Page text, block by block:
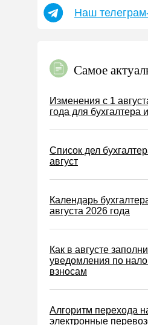
УСН
Земельный налог
Налог на рекламу
Торговый сбор
Туристический
Водный налог
Экологический
Налог на игорный
Акцизы
Уплата налогов
Возврат и зачет
Наш
Самое
Изменения с 1
года для бухгалтера
Список дел
август
Календарь
августа 2026 года
Как в августе
уведомления по
взносам
Алгоритм перехода
электронные